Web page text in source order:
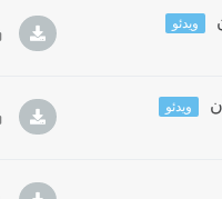
ویدئو
ویدئو